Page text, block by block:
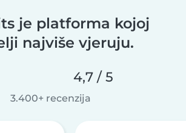
je platforma kojoj
najviše vjeruju.
4,7 / 5
3.400+ recenzija